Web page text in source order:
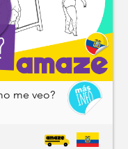
me veo?